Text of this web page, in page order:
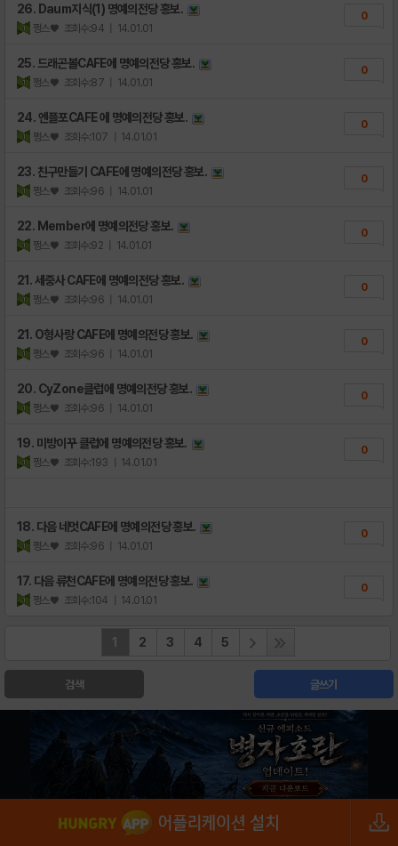
26. Daum지식(1) 명예의전당 홍보.
쩡스♥ 조회수:94 | 14.01.01
0
25. 드래곤볼CAFE에 명예의전당 홍보.
쩡스♥ 조회수:87 | 14.01.01
0
24. 엔플포CAFE 에 명예의전당 홍보.
쩡스♥ 조회수:107 | 14.01.01
0
23. 친구만들기 CAFE에 명예의전당 홍보.
쩡스♥ 조회수:96 | 14.01.01
0
22. Member에 명예의전당 홍보.
쩡스♥ 조회수:92 | 14.01.01
0
21. 세중사 CAFE에 명예의전당 홍보.
쩡스♥ 조회수:96 | 14.01.01
0
21. O형사랑 CAFE에 명예의전당 홍보.
쩡스♥ 조회수:96 | 14.01.01
0
20. CyZone클럽에 명예의전당 홍보.
쩡스♥ 조회수:96 | 14.01.01
0
19. 미방이꾸 클럽에 명예의전당 홍보.
쩡스♥ 조회수:193 | 14.01.01
0
18. 다음 네멋CAFE에 명예의전당 홍보.
쩡스♥ 조회수:96 | 14.01.01
0
17. 다음 류천CAFE에 명예의전당 홍보.
쩡스♥ 조회수:104 | 14.01.01
0
1 2 3 4 5
검색 글쓰기